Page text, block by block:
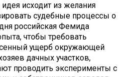
исходит из желания
судебные процессы о
российская Фемида
чтобы требовать
ущерб окружающей
дачных участков,
проводить эксперименты с